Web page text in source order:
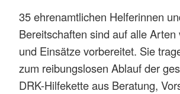
35 ehrenamtlichen Helferinnen
Bereitschaften sind auf alle Arten
und Einsätze vorbereitet. Sie
zum reibungslosen Ablauf der
DRK-Hilfekette aus Beratung,